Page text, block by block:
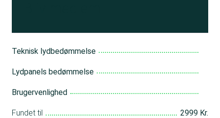
Teknisk lydbedømmelse
Lydpanels bedømmelse
Brugervenlighed
Fundet til 2999 Kr.